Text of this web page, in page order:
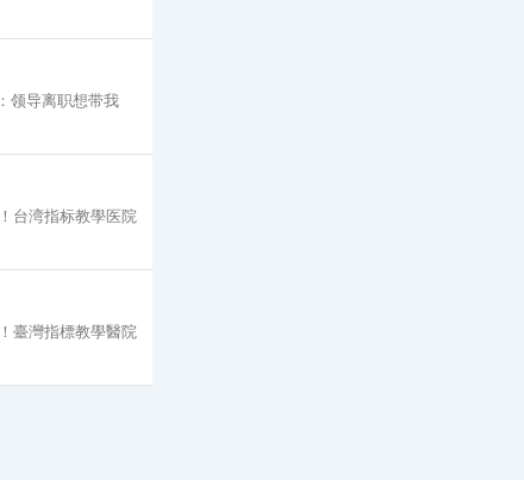
领导离职想带我
台湾指标教學医院
臺灣指標教學醫院